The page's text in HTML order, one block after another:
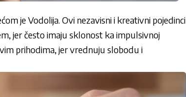
je Vodolija. Ovi nezavisni i kreativni pojedinci
jer često imaju sklonost ka impulsivnoj
prihodima, jer vrednuju slobodu i